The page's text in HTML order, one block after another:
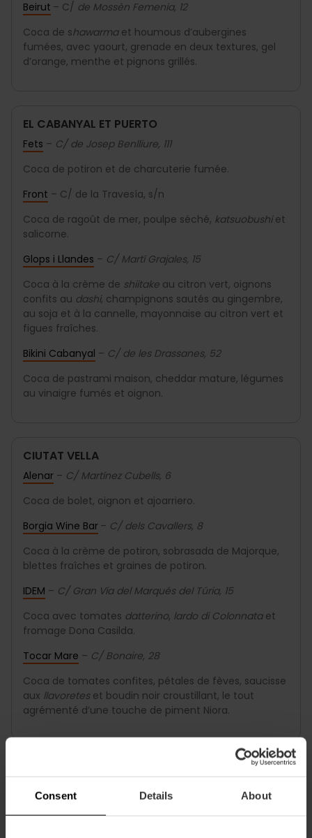
Consent Details About
Beirut – C/ de Mossèn Femenia, 12
Coca de shawarmaet houmous d’aubergines
fumées, avec yaourt, grenade en deux textures, gel
d’orange, menthe et pignons grillés.
EL CABANYAL ET PUERTO
Fets – C/ de Josep Benlliure, 111
Coca de potiron et de charcuterie fumée.
Front – C/ de la Travesía, s/n
Coca de ragoût de mer, poulpe séché, katsuobushiet
salicorne.
Glops i Llandes – C/ Martí Grajales, 15
Coca à la crème de shiitake au citron vert, oignons
confits au dashi, champignons sautés au gingembre,
au soja et à la cannelle, mayonnaise au citron vert et
figues fraîches.
Bikini Cabanyal – C/ de les Drassanes, 52
Coca de pastrami maison, cheddar mature, légumes
au vinaigre fumés et oignon.
CIUTAT VELLA
Alenar – C/ Martínez Cubells, 6
Coca de bolet, oignon et ajoarriero.
Borgia Wine Bar – C/ dels Cavallers, 8
Coca à la crème de potiron, sobrasada de Majorque,
blettes fraîches et graines de potiron.
IDEM – C/ Gran Vía del Marqués del Túria, 15
Coca avec tomates datterino, lardo di Colonnataet
fromage Dona Casilda.
Tocar Mare – C/ Bonaire, 28
Coca de tomates confites, pétales de fèves, saucisse
aux llavoreteset boudin noir croustillant, le tout
agrémenté d’une touche de piment Niora.
EXTRAMURS
Timoteo– C/ Marqués de Zenete, 11
Coca au fromage bleu, sobrasada, oignon caramélisé